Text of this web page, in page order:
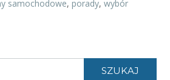
samochodowe, porady, wybór
SZUKAJ